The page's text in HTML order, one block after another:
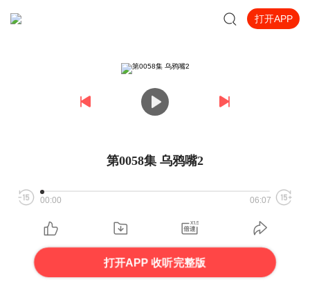
打开APP
第0058集 乌鸦嘴2
00:00 06:07
打开APP 收听完整版